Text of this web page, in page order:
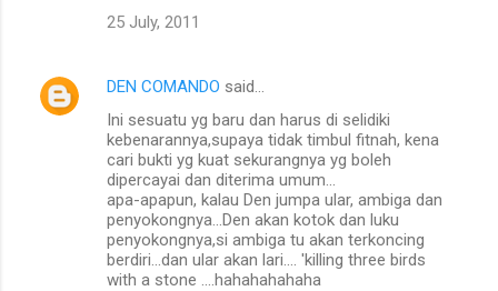
25 July, 2011
DEN COMANDO said…
Ini sesuatu yg baru dan harus di selidiki
kebenarannya,supaya tidak timbul fitnah, kena
cari bukti yg kuat sekurangnya yg boleh
dipercayai dan diterima umum...
apa-apapun, kalau Den jumpa ular, ambiga dan
penyokongnya...Den akan kotok dan luku
penyokongnya,si ambiga tu akan terkoncing
berdiri...dan ular akan lari.... 'killing three birds
with a stone ....hahahahahaha